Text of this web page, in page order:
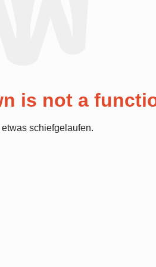
is not a
schiefgelaufen.